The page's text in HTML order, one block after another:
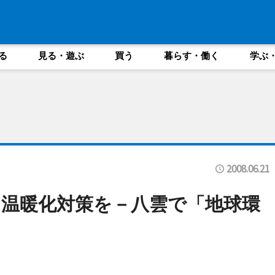
見る・遊ぶ 買う 暮らす・働く 学ぶ
2008.06.21
暖化対策を－八雲で「地球環